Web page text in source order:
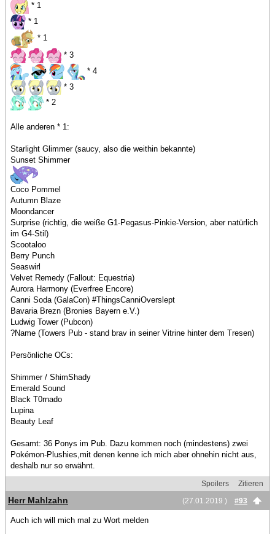
* 1
* 1
* 1
* 3
* 4
* 3
* 2
Alle anderen * 1:
Starlight Glimmer (saucy, also die weithin bekannte)
Sunset Shimmer
Coco Pommel
Autumn Blaze
Moondancer
Surprise (richtig, die weiße G1-Pegasus-Pinkie-Version, aber natürlich
im G4-Stil)
Scootaloo
Berry Punch
Seaswirl
Velvet Remedy (Fallout: Equestria)
Aurora Harmony (Everfree Encore)
Canni Soda (GalaCon) #ThingsCanniOverslept
Bavaria Brezn (Bronies Bayern e.V.)
Ludwig Tower (Pubcon)
?Name (Towers Pub - stand brav in seiner Vitrine hinter dem Tresen)
Persönliche OCs:
Shimmer / ShimShady
Emerald Sound
Black T0rnado
Lupina
Beauty Leaf
Gesamt: 36 Ponys im Pub. Dazu kommen noch (mindestens) zwei
Pokémon-Plushies,mit denen kenne ich mich aber ohnehin nicht aus,
deshalb nur so erwähnt.
Spoilers
Zitieren
(27.01.2019 )
#93
Herr Mahlzahn
Auch ich will mich mal zu Wort melden